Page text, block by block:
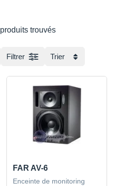
produits trouvés
Filtrer Trier
FAR AV-6
Enceinte de monitoring